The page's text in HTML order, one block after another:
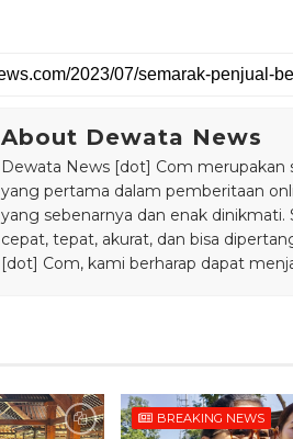
About Dewata News
Dewata News [dot] Com merupakan
yang pertama dalam pemberitaan
yang sebenarnya dan enak
cepat, tepat, akurat, dan bisa
[dot] Com, kami berharap dapat
BREAKING NEWS